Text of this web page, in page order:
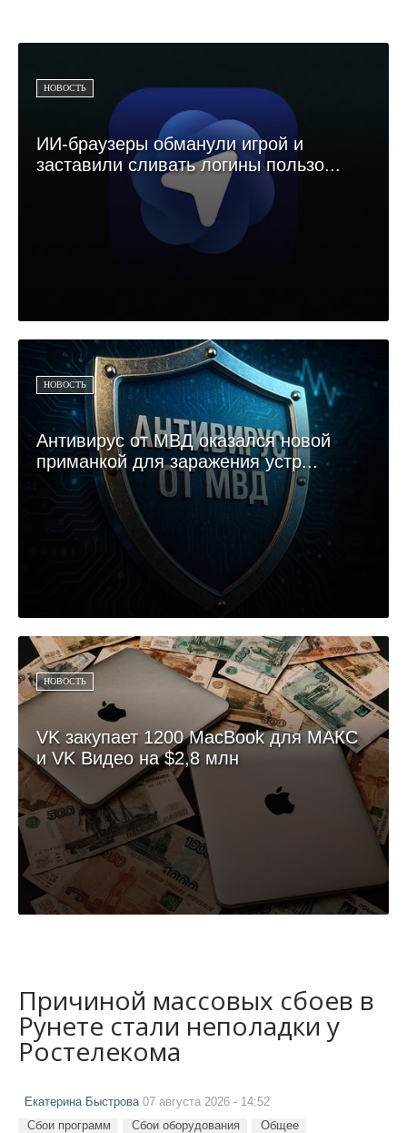
НОВОСТЬ
ИИ-браузеры обманули игрой и
заставили сливать логины пользо...
НОВОСТЬ
Антивирус от МВД оказался новой
приманкой для заражения устр...
НОВОСТЬ
VK закупает 1200 MacBook для МАКС
и VK Видео на $2,8 млн
Причиной массовых сбоев в
Рунете стали неполадки у
Ростелекома
Екатерина Быстрова 07 августа 2026 - 14:52
Сбои программ Сбои оборудования
Общее